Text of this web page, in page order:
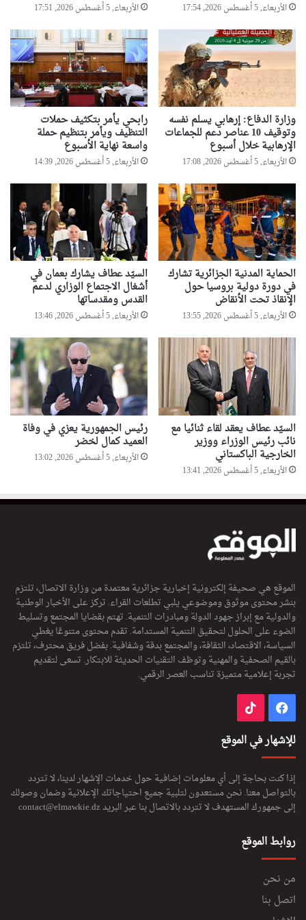
ب
ع
م
خ
ل
ا
ل
س
ن
ة
و
ن
ص
ف
الأربعاء, 5 أغسطس 2026, 17:54 الأربعاء, 5 أغسطس 2026, 17:51
وزارة الدفاع: إرهابي يسلم نفسه
وتوقيف 10 عناصر دعم للجماعات
الإرهابية خلال أسبوع
الأربعاء, 5 أغسطس 2026, 17:08
رابحي يأمر بتكثيف حملات
التنظيف ويأمر بتنظيم حملة
واسعة نهاية الأسبوع
الأربعاء, 5 أغسطس 2026, 14:39
الحماية المدنية الجزائرية تشارك
في دورة دولية بروسيا حول
الإنقاذ تحت الأنقاض
الأربعاء, 5 أغسطس 2026, 13:55
السيّد عطاف يشارك بعمان في
أشغال الاجتماع الوزاري لدعم
القدس ومقدساتها
الأربعاء, 5 أغسطس 2026, 13:46
السيّد عطاف يعقد لقاء ثنائيا مع
نائب رئيس الوزراء ووزير
الخارجية الباكستاني
الأربعاء, 5 أغسطس 2026, 13:41
رئيس الجمهورية يعزي في وفاة
العميد كمال لخضر
الأربعاء, 5 أغسطس 2026, 13:02
الموقع هي صحيفة إلكترونية إخبارية جزائرية معتمدة من وزارة الاتصال، تلتزم
بنشر محتوى موثوق وموضوعي يلبي تطلعات القراء. تركز على الأخبار الوطنية
والدولية مع إبراز جهود الدولة ومبادرات التنمية. تهتم بقضايا المجتمع وتسليط
الضوء على الحلول لتحقيق التنمية المستدامة. تقدم محتوى متنوعًا يغطي
السياسة، الاقتصاد، الثقافة، والمجتمع بدقة وشفافية. بفضل فريق محترف، تلتزم
بالقيم الصحفية والمهنية وتوظف التقنيات الحديثة للابتكار. تسعى لتقديم
تجربة إعلامية متميزة تناسب العصر الرقمي.
فيسبوك
للإشهار في الموقع
إذا كنت بحاجة إلى أي معلومات إضافية حول خدمات الإشهار لدينا، لا تتردد
بالتواصل معنا. نحن مستعدون لتلبية جميع احتياجاتك الإعلانية وضمان وصولك
إلى جمهورك المستهدف لا تتردد بالاتصال بنا عبر البريدcontact@elmawkie.dz
روابط الموقع
من نحن
اتصل بنا